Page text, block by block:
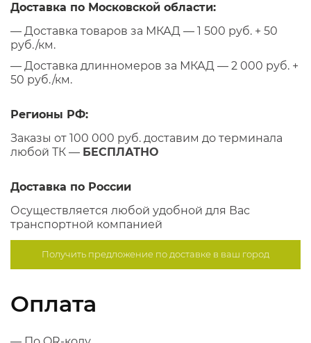
Доставка по Московской области:
— Доставка товаров за МКАД — 1 500 руб. + 50
руб./км.
— Доставка длинномеров за МКАД — 2 000 руб. +
50 руб./км.
Регионы РФ:
Заказы от 100 000 руб. доставим до терминала
любой ТК — БЕСПЛАТНО
Доставка по России
Осуществляется любой удобной для Вас
транспортной компанией
Получить предложение подоставке в ваш город
Оплата